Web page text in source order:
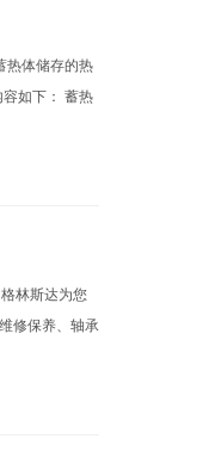
热体储存的热
如下： 蓄热
林斯达为您
修保养、轴承